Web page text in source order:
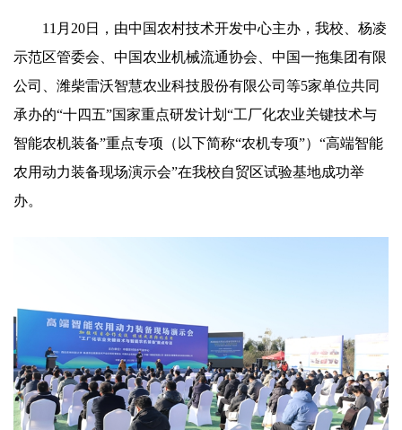
11月20日，由中国农村技术开发中心主办，我校、杨凌
示范区管委会、中国农业机械流通协会、中国一拖集团有限
公司、潍柴雷沃智慧农业科技股份有限公司等5家单位共同
承办的“十四五”国家重点研发计划“工厂化农业关键技术与
智能农机装备”重点专项（以下简称“农机专项”）“高端智能
农用动力装备现场演示会”在我校自贸区试验基地成功举
办。